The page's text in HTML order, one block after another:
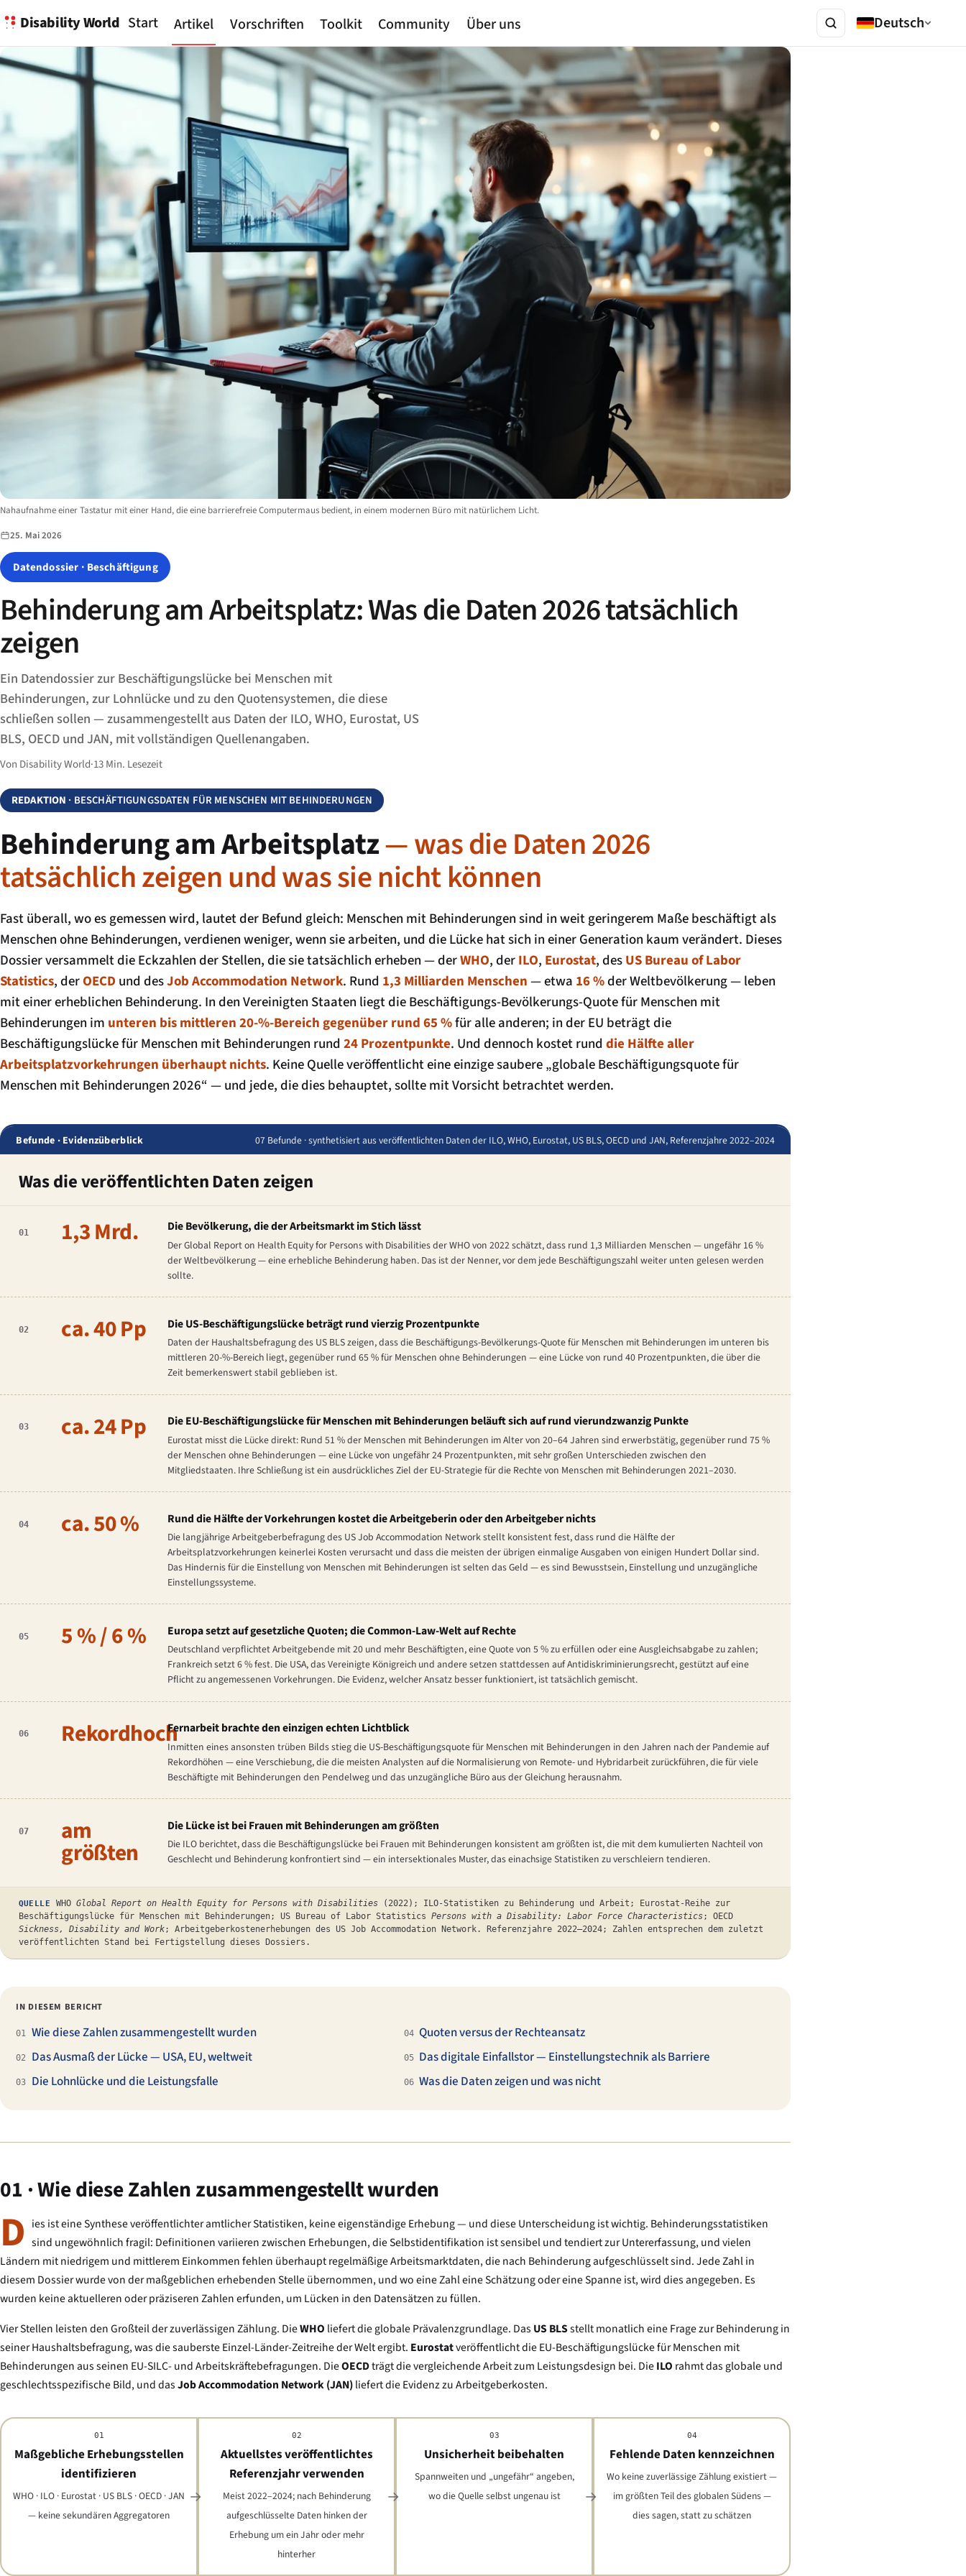
Disability World Start Artikel Vorschriften Toolkit Community Über uns Deutsch
Image description:
Nahaufnahme einer Tastatur mit einer Hand, die eine barrierefreie Computermaus bedient, in einem modernen Büro mit natürlichem Licht.
25. Mai 2026
Datendossier · Beschäftigung
Behinderung am Arbeitsplatz: Was die Daten 2026 tatsächlich
zeigen
Ein Datendossier zur Beschäftigungslücke bei Menschen mit
Behinderungen, zur Lohnlücke und zu den Quotensystemen, die diese
schließen sollen — zusammengestellt aus Daten der ILO, WHO, Eurostat, US
BLS, OECD und JAN, mit vollständigen Quellenangaben.
Von Disability World·13 Min. Lesezeit
REDAKTION · BESCHÄFTIGUNGSDATEN FÜR MENSCHEN MIT BEHINDERUNGEN
Behinderung am Arbeitsplatz— was die Daten 2026
tatsächlich zeigen und was sie nicht können
Fast überall, wo es gemessen wird, lautet der Befund gleich: Menschen mit Behinderungen sind in weit geringerem Maße beschäftigt als
Menschen ohne Behinderungen, verdienen weniger, wenn sie arbeiten, und die Lücke hat sich in einer Generation kaum verändert. Dieses
Dossier versammelt die Eckzahlen der Stellen, die sie tatsächlich erheben — derWHO, derILO, Eurostat, desUS Bureau of Labor
Statistics, derOECD und desJob Accommodation Network. Rund 1,3 Milliarden Menschen— etwa 16 %der Weltbevölkerung — leben
mit einer erheblichen Behinderung. In den Vereinigten Staaten liegt die Beschäftigungs-Bevölkerungs-Quote für Menschen mit
Behinderungen im unteren bis mittleren 20-%-Bereich gegenüber rund 65 %für alle anderen; in der EU beträgt die
Beschäftigungslücke für Menschen mit Behinderungen rund 24 Prozentpunkte. Und dennoch kostet rund die Hälfte aller
Arbeitsplatzvorkehrungen überhaupt nichts. Keine Quelle veröffentlicht eine einzige saubere „globale Beschäftigungsquote für
Menschen mit Behinderungen 2026“ — und jede, die dies behauptet, sollte mit Vorsicht betrachtet werden.
Befunde · Evidenzüberblick 07 Befunde · synthetisiert aus veröffentlichten Daten der ILO, WHO, Eurostat, US BLS, OECD und JAN, Referenzjahre 2022–2024
Was die veröffentlichten Daten zeigen
01 1,3 Mrd. Die Bevölkerung, die der Arbeitsmarkt im Stich lässt
DerGlobal Report on Health Equity for Persons with Disabilitiesder WHO von 2022 schätzt, dass rund 1,3 Milliarden Menschen — ungefähr 16 %
der Weltbevölkerung — eine erhebliche Behinderung haben. Das ist der Nenner, vor dem jede Beschäftigungszahl weiter unten gelesen werden
sollte.
02 ca. 40 Pp Die US-Beschäftigungslücke beträgt rund vierzig Prozentpunkte
Daten der Haushaltsbefragung des US BLS zeigen, dass die Beschäftigungs-Bevölkerungs-Quote für Menschen mit Behinderungen im unteren bis
mittleren 20-%-Bereich liegt, gegenüber rund 65 % für Menschen ohne Behinderungen — eine Lücke von rund 40 Prozentpunkten, die über die
Zeit bemerkenswert stabil geblieben ist.
03 ca. 24 Pp Die EU-Beschäftigungslücke für Menschen mit Behinderungen beläuft sich auf rund vierundzwanzig Punkte
Eurostat misst die Lücke direkt: Rund 51 % der Menschen mit Behinderungen im Alter von 20–64 Jahren sind erwerbstätig, gegenüber rund 75 %
der Menschen ohne Behinderungen — eine Lücke von ungefähr 24 Prozentpunkten, mit sehr großen Unterschieden zwischen den
Mitgliedstaaten. Ihre Schließung ist ein ausdrückliches Ziel der EU-Strategie für die Rechte von Menschen mit Behinderungen 2021–2030.
04 ca. 50 % Rund die Hälfte der Vorkehrungen kostet die Arbeitgeberin oder den Arbeitgeber nichts
Die langjährige Arbeitgeberbefragung des US Job Accommodation Network stellt konsistent fest, dass rund die Hälfte der
Arbeitsplatzvorkehrungen keinerlei Kosten verursacht und dass die meisten der übrigen einmalige Ausgaben von einigen Hundert Dollar sind.
Das Hindernis für die Einstellung von Menschen mit Behinderungen ist selten das Geld — es sind Bewusstsein, Einstellung und unzugängliche
Einstellungssysteme.
05 5 % / 6 % Europa setzt auf gesetzliche Quoten; die Common-Law-Welt auf Rechte
Deutschland verpflichtet Arbeitgebende mit 20 und mehr Beschäftigten, eine Quote von 5 % zu erfüllen oder eine Ausgleichsabgabe zu zahlen;
Frankreich setzt 6 % fest. Die USA, das Vereinigte Königreich und andere setzen stattdessen auf Antidiskriminierungsrecht, gestützt auf eine
Pflicht zu angemessenen Vorkehrungen. Die Evidenz, welcher Ansatz besser funktioniert, ist tatsächlich gemischt.
06 RekordhochFernarbeit brachte den einzigen echten Lichtblick
Inmitten eines ansonsten trüben Bilds stieg die US-Beschäftigungsquote für Menschen mit Behinderungen in den Jahren nach der Pandemie auf
Rekordhöhen — eine Verschiebung, die die meisten Analysten auf die Normalisierung von Remote- und Hybridarbeit zurückführen, die für viele
Beschäftigte mit Behinderungen den Pendelweg und das unzugängliche Büro aus der Gleichung herausnahm.
07 am
größten
Die Lücke ist bei Frauen mit Behinderungen am größten
Die ILO berichtet, dass die Beschäftigungslücke bei Frauen mit Behinderungen konsistent am größten ist, die mit dem kumulierten Nachteil von
Geschlecht und Behinderung konfrontiert sind — ein intersektionales Muster, das einachsige Statistiken zu verschleiern tendieren.
QUELLE WHOGlobal Report on Health Equity for Persons with Disabilities (2022); ILO-Statistiken zu Behinderung und Arbeit; Eurostat-Reihe zur
Beschäftigungslücke für Menschen mit Behinderungen; US Bureau of Labor Statistics Persons with a Disability: Labor Force Characteristics; OECD
Sickness, Disability and Work; Arbeitgeberkostenerhebungen des US Job Accommodation Network. Referenzjahre 2022–2024; Zahlen entsprechen dem zuletzt
veröffentlichten Stand bei Fertigstellung dieses Dossiers.
IN DIESEM BERICHT
01 Wie diese Zahlen zusammengestellt wurden
02 Das Ausmaß der Lücke — USA, EU, weltweit
03 Die Lohnlücke und die Leistungsfalle
04 Quoten versus der Rechteansatz
05 Das digitale Einfallstor — Einstellungstechnik als Barriere
06 Was die Daten zeigen und was nicht
01 · Wie diese Zahlen zusammengestellt wurden
D ies ist eine Synthese veröffentlichter amtlicher Statistiken, keine eigenständige Erhebung — und diese Unterscheidung ist wichtig. Behinderungsstatistiken
sind ungewöhnlich fragil: Definitionen variieren zwischen Erhebungen, die Selbstidentifikation ist sensibel und tendiert zur Untererfassung, und vielen
Ländern mit niedrigem und mittlerem Einkommen fehlen überhaupt regelmäßige Arbeitsmarktdaten, die nach Behinderung aufgeschlüsselt sind. Jede Zahl in
diesem Dossier wurde von der maßgeblichen erhebenden Stelle übernommen, und wo eine Zahl eine Schätzung oder eine Spanne ist, wird dies angegeben. Es
wurden keine aktuelleren oder präziseren Zahlen erfunden, um Lücken in den Datensätzen zu füllen.
Vier Stellen leisten den Großteil der zuverlässigen Zählung. DieWHO liefert die globale Prävalenzgrundlage. Das US BLSstellt monatlich eine Frage zur Behinderung in
seiner Haushaltsbefragung, was die sauberste Einzel-Länder-Zeitreihe der Welt ergibt. Eurostatveröffentlicht die EU-Beschäftigungslücke für Menschen mit
Behinderungen aus seinen EU-SILC- und Arbeitskräftebefragungen. DieOECDträgt die vergleichende Arbeit zum Leistungsdesign bei. DieILO rahmt das globale und
geschlechtsspezifische Bild, und dasJob Accommodation Network (JAN)liefert die Evidenz zu Arbeitgeberkosten.
01
Maßgebliche Erhebungsstellen
identifizieren
WHO · ILO · Eurostat · US BLS · OECD · JAN
— keine sekundären Aggregatoren
02
Aktuellstes veröffentlichtes
Referenzjahr verwenden
Meist 2022–2024; nach Behinderung
aufgeschlüsselte Daten hinken der
Erhebung um ein Jahr oder mehr
hinterher
03
Unsicherheit beibehalten
Spannweiten und „ungefähr“ angeben,
wo die Quelle selbst ungenau ist
04
Fehlende Daten kennzeichnen
Wo keine zuverlässige Zählung existiert —
im größten Teil des globalen Südens —
dies sagen, statt zu schätzen